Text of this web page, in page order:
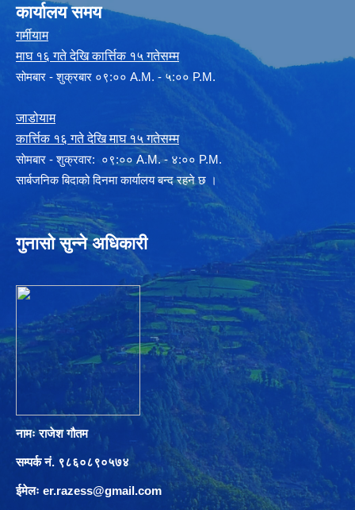
कार्यालय समय
गर्मीयाम
माघ १६ गते देखि कार्त्तिक १५ गतेसम्म
सोमबार - शुक्रबार ०९:०० A.M. - ५:०० P.M.
जाडोयाम
कार्त्तिक १६ गते देखि माघ १५ गतेसम्म
साेमबार - शुक्रवार: ०९:०० A.M. - ४:०० P.M.
सार्बजनिक बिदाको दिनमा कार्यालय बन्द रहने छ ।
गुनासो सुन्ने अधिकारी
नामः राजेश गौतम
सम्पर्क नं. ९८६०८९०५७४
ईमेलः er.razess@gmail.com